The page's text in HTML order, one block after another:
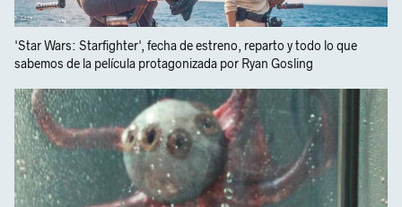
'Star Wars: Starfighter', fecha de estreno, reparto y todo lo que
sabemos de la película protagonizada por Ryan Gosling